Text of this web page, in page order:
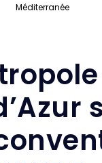
Méditerranée